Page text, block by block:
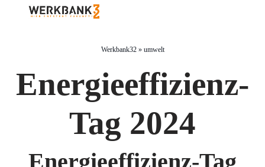
Werkbank32» umwelt
Energieeffizienz-
Tag 2024
Energieeffizienz-Tag